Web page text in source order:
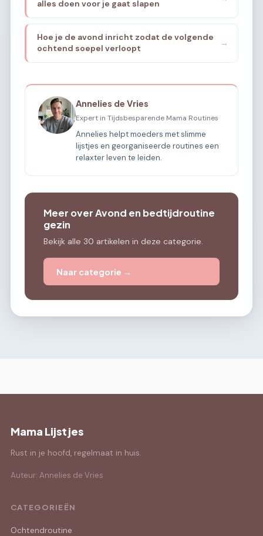
alles doen voor je gaat slapen
Hoe je de avond inricht zodat de volgende
ochtend soepel verloopt
→
Annelies de Vries
Expert in Tijdsbesparende Mama Routines
Annelies helpt moeders met slimme
lijstjes en georganiseerde routines een
relaxter leven te leiden.
Meer over Avond en bedtijdroutine
gezin
Bekijk alle 30 artikelen in deze categorie.
Naar categorie →
Mama Lijstjes
Rust in je hoofd, regelmaat in huis.
Auteur: Annelies de Vries
CATEGORIEËN
Ochtendroutine